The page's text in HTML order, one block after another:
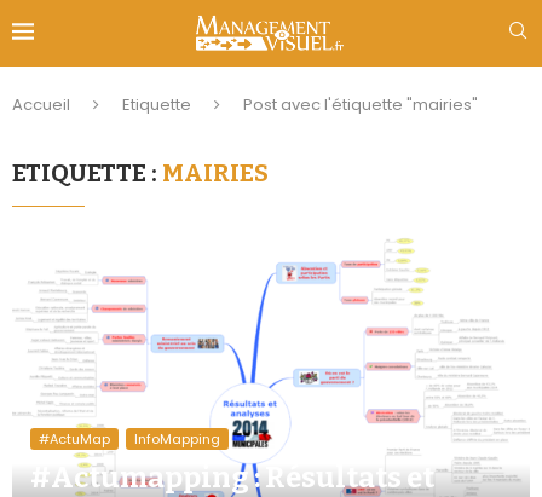
Accueil Etiquette Post avec l'étiquette "mairies"
ETIQUETTE : MAIRIES
#ActuMap InfoMapping
#Actumapping : Résultats et